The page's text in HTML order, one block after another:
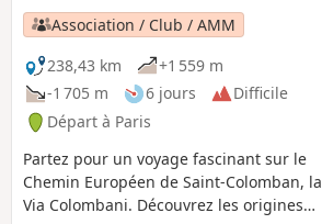
Association / Club / AMM
238,43 km
+1 559 m
-1 705 m
6 jours
Difficile
Départ à Paris
Partez pour un voyage fascinant sur le
Chemin Européen de Saint-Colomban, la
Via Colombani. Découvrez les origines